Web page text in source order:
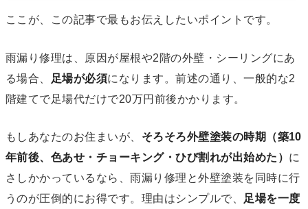
ここが、この記事で最もお伝えしたいポイントです。
雨漏り修理は、原因が屋根や2階の外壁・シーリングにあ
る場合、
足場が必須になります。前述の通り、一般的な2
階建てで足場代だけで20万円前後かかります。
もしあなたのお住まいが、 そろそろ外壁塗装の時期（築10
年前後、色あせ・チョーキング・ひび割れが出始めた） に
さしかかっているなら、雨漏り修理と外壁塗装を同時に行
うのが圧倒的にお得です。理由はシンプルで、
足場を一度